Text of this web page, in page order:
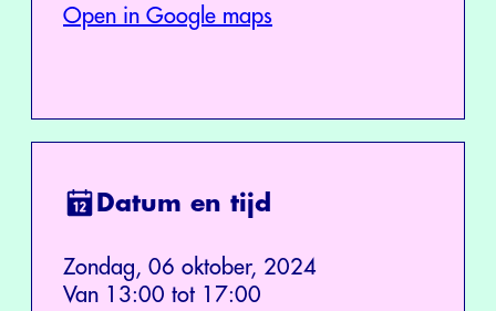
Open in Google maps
Datum en tijd
Zondag, 06 oktober, 2024
Van 13:00 tot 17:00